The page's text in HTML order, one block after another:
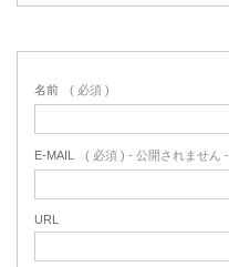
名前 ( 必須 )
E-MAIL ( 必須 ) - 公開されません -
URL